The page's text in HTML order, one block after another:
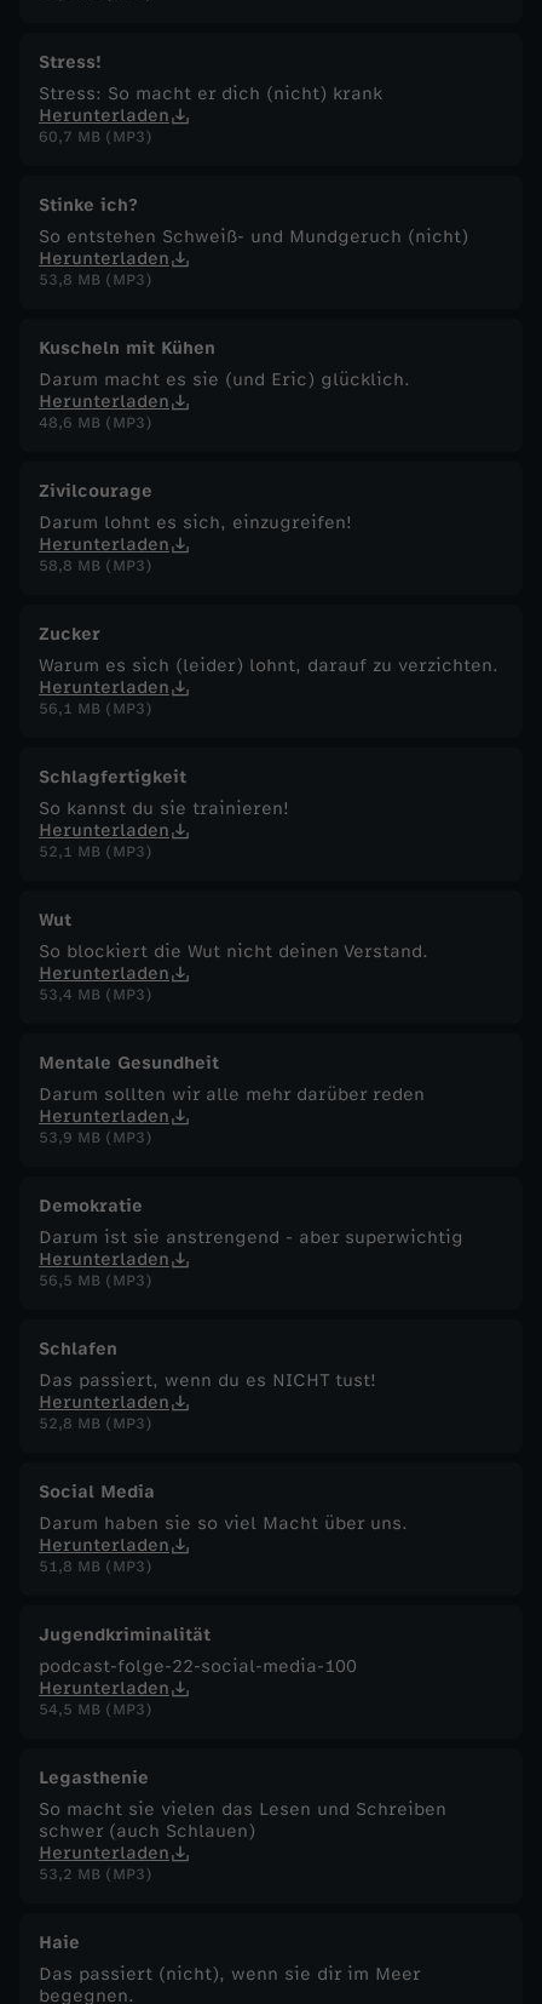
Stress!
Stress: So macht er dich (nicht) krank
Herunterladen
60,7 MB (MP3)
Stinke ich?
So entstehen Schweiß- und Mundgeruch (nicht)
Herunterladen
53,8 MB (MP3)
Kuscheln mit Kühen
Darum macht es sie (und Eric) glücklich.
Herunterladen
48,6 MB (MP3)
Zivilcourage
Darum lohnt es sich, einzugreifen!
Herunterladen
58,8 MB (MP3)
Zucker
Warum es sich (leider) lohnt, darauf zu verzichten.
Herunterladen
56,1 MB (MP3)
Schlagfertigkeit
So kannst du sie trainieren!
Herunterladen
52,1 MB (MP3)
Wut
So blockiert die Wut nicht deinen Verstand.
Herunterladen
53,4 MB (MP3)
Mentale Gesundheit
Darum sollten wir alle mehr darüber reden
Herunterladen
53,9 MB (MP3)
Demokratie
Darum ist sie anstrengend - aber superwichtig
Herunterladen
56,5 MB (MP3)
Schlafen
Das passiert, wenn du es NICHT tust!
Herunterladen
52,8 MB (MP3)
Social Media
Darum haben sie so viel Macht über uns.
Herunterladen
51,8 MB (MP3)
Jugendkriminalität
podcast-folge-22-social-media-100
Herunterladen
54,5 MB (MP3)
Legasthenie
So macht sie vielen das Lesen und Schreiben
schwer (auch Schlauen)
Herunterladen
53,2 MB (MP3)
Haie
Das passiert (nicht), wenn sie dir im Meer
begegnen.